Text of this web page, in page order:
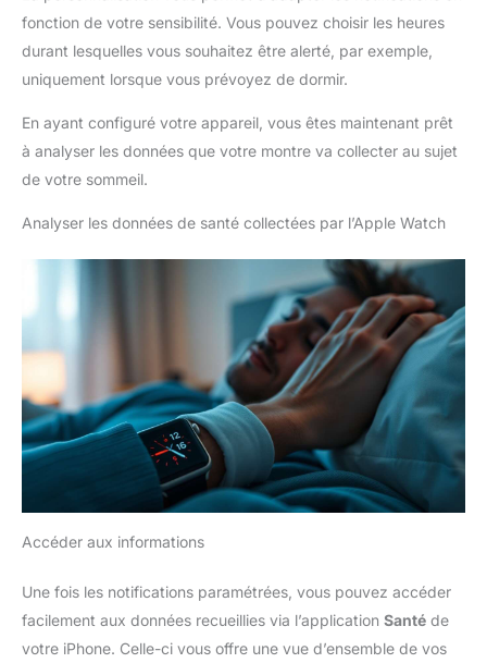
fonction de votre sensibilité. Vous pouvez choisir les heures
durant lesquelles vous souhaitez être alerté, par exemple,
uniquement lorsque vous prévoyez de dormir.
En ayant configuré votre appareil, vous êtes maintenant prêt
à analyser les données que votre montre va collecter au sujet
de votre sommeil.
Analyser les données de santé collectées par l’Apple Watch
Accéder aux informations
Une fois les notifications paramétrées, vous pouvez accéder
facilement aux données recueillies via l’application Santé de
votre iPhone. Celle-ci vous offre une vue d’ensemble de vos